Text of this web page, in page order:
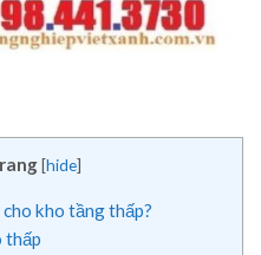
[hide]
kho tầng thấp?
thấp